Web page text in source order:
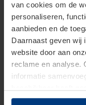
van cookies om de
personaliseren,
aanbieden en de
Daarnaast geven wij
website door aan
reclame en analyse.
informatie
hun diensten